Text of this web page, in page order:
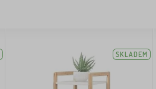
SKLADEM